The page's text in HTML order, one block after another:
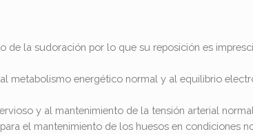
la sudoración por lo que su reposición es
metabolismo energético normal y al equilibrio
y al mantenimiento de la tensión arterial normal.
el mantenimiento de los huesos en condiciones